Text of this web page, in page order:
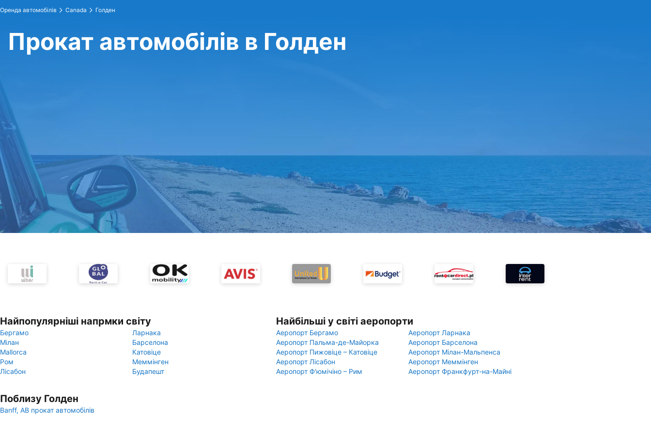
Оренда автомобілів Canada Голден
Прокат автомобілів в Голден
Найпопулярніші напрмки світу
Бергамо
Ларнака
Мілан
Барселона
Mallorca
Катовіце
Ром
Меммінген
Лісабон
Будапешт
Найбільші у світі аеропорти
Аеропорт Бергамо
Аеропорт Ларнака
Аеропорт Пальма-де-Майорка
Аеропорт Барселона
Аеропорт Пижовіце – Катовіце
Аеропорт Мілан-Мальпенса
Аеропорт Лісабон
Аеропорт Меммінген
Аеропорт Ф'юмічіно – Рим
Аеропорт Франкфурт-на-Майні
Поблизу Голден
Banff, AB прокат автомобілів